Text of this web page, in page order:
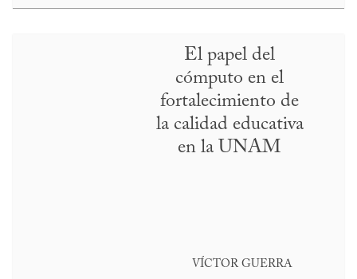
El papel del
cómputo en el
fortalecimiento de
la calidad educativa
en la UNAM
VÍCTOR GUERRA